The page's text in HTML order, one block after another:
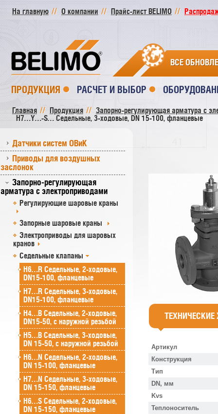
На главную О компании Прайс-лист BELIMO
ВСЕ
ПРОДУКЦИЯ РАСЧЕТ И ВЫБОР
Главная Продукция
Запорно-регулирующая арматура с
H7…Y…-S… Седельные, 3-ходовые, DN 15-100, фланцевые
Датчики систем ОВиК
Приводы для воздушных
заслонок
Запорно-регулирующая
арматура с электроприводами
Регулирующие шаровые краны
Запорные шаровые краны
Электроприводы для шаровых
кранов
Седельные клапаны
H6…R Седельные, 2-ходовые,
DN15-100, фланцевые
H7…R Седельные, 3-ходовые,
DN15-100, фланцевые
H4…B Седельные, 2-ходовые,
DN15-50, с наружной резьбой
H5…B Седельные, 3-ходовые,
DN 15-50, с наружной резьбой
H6…N Седельные, 2-ходовые,
DN 15-100, фланцевые
H7…N Седельные, 3-ходовые,
DN 15-150, фланцевые
H6…S Седельные, 2-ходовые,
DN 15-150, фланцевые
Артикул
Конструкция
Тип
DN, мм
Kvs
Теплоноситель